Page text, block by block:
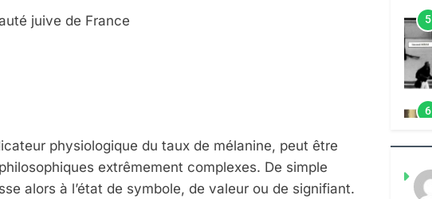
juive de France
physiologique du taux de mélanine, peut être
extrêmement complexes. De simple
alors à l’état de symbole, de valeur ou de signifiant.
5
6